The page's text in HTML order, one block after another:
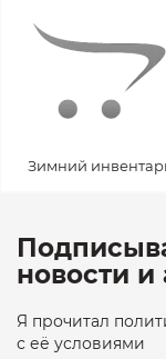
Зимний
новости и
Я прочитал
с её условиями